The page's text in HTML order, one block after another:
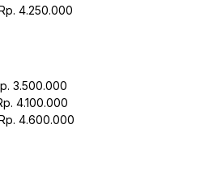
4.250.000
3.500.000
4.100.000
4.600.000